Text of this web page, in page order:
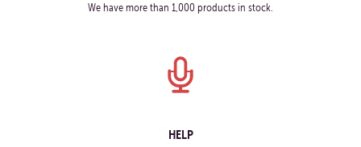
We have more than 1,000 products in stock.
HELP